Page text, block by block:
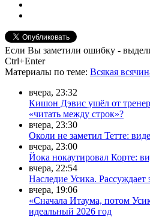
Если Вы заметили ошибку -
Ctrl+Enter
Материалы по теме: Всякая
вчера, 23:32
Кишон Дэвис ушёл от
«читать между строк»?
вчера, 23:30
Околи не заметил Тетте:
вчера, 23:00
Йока нокаутировал Корте:
вчера, 22:54
Наследие Усика.
вчера, 19:06
«Сначала Итаума, потом
идеальный 2026 год